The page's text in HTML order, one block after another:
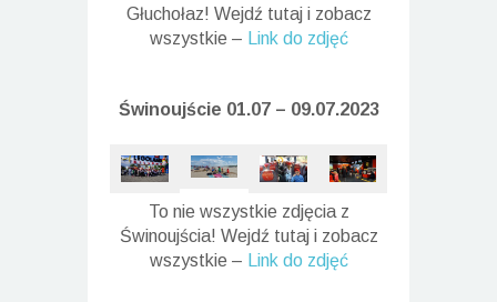
Głuchołaz! Wejdź tutaj i zobacz
wszystkie –
Link do zdjęć
Świnoujście 01.07 – 09.07.2023
To nie wszystkie zdjęcia z
Świnoujścia! Wejdź tutaj i zobacz
wszystkie –
Link do zdjęć